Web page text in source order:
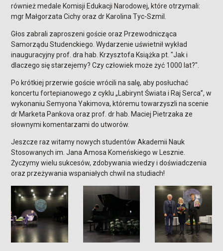
również medale Komisji Edukacji Narodowej, które otrzymali:
mgr Małgorzata Cichy oraz dr Karolina Tyc-Szmil.
Głos zabrali zaproszeni goście oraz Przewodnicząca
Samorządu Studenckiego. Wydarzenie uświetnił wykład
inauguracyjny prof. dra hab. Krzysztofa Książka pt. "Jak i
dlaczego się starzejemy? Czy człowiek może żyć 1000 lat?".
Po krótkiej przerwie goście wrócili na salę, aby posłuchać
koncertu fortepianowego z cyklu „Labirynt Świata i Raj Serca”, w
wykonaniu Semyona Yakimova, któremu towarzyszli na scenie
dr Marketa Pankova oraz prof. dr hab. Maciej Pietrzaka ze
słownymi komentarzami do utworów.
Jeszcze raz witamy nowych studentów Akademii Nauk
Stosowanych im. Jana Amosa Komeńskiego w Lesznie.
Życzymy wielu sukcesów, zdobywania wiedzy i doświadczenia
oraz przeżywania wspaniałych chwil na studiach!